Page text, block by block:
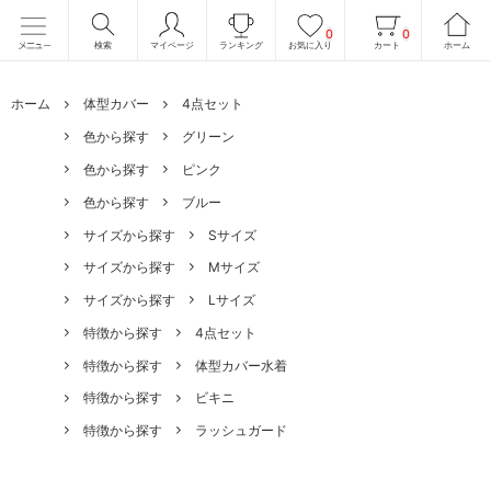
検索 マイページ ランキング
0
お気に入り
0
カート ホーム
ホーム 体型カバー
4点セット
色から探す
グリーン
色から探す
ピンク
色から探す
ブルー
サイズから探す
Sサイズ
サイズから探す
Mサイズ
サイズから探す
Lサイズ
特徴から探す
4点セット
特徴から探す
体型カバー水着
特徴から探す
ビキニ
特徴から探す
ラッシュガード